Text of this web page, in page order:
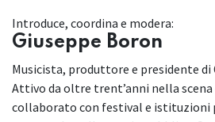
Introduce, coordina e modera:
Giuseppe Boron
Musicista, produttore e presidente
Attivo da oltre trent’anni nella
collaborato con festival e istituzioni